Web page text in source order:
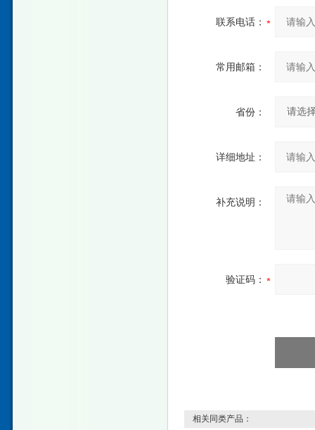
联系电话：
常用邮箱：
省份：
详细地址：
补充说明：
验证码：
相关同类产品：